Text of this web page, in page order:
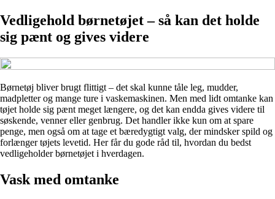
Vedligehold børnetøjet – så kan det holde
sig pænt og gives videre
Børnetøj bliver brugt flittigt – det skal kunne tåle leg, mudder,
madpletter og mange ture i vaskemaskinen. Men med lidt omtanke kan
tøjet holde sig pænt meget længere, og det kan endda gives videre til
søskende, venner eller genbrug. Det handler ikke kun om at spare
penge, men også om at tage et bæredygtigt valg, der mindsker spild og
forlænger tøjets levetid. Her får du gode råd til, hvordan du bedst
vedligeholder børnetøjet i hverdagen.
Vask med omtanke